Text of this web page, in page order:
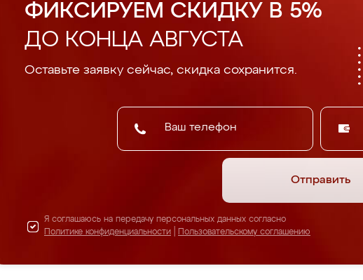
ФИКСИРУЕМ СКИДКУ В 5%
ДО КОНЦА АВГУСТА
Оставьте заявку сейчас, скидка сохранится.
Отправить
Я соглашаюсь на передачу персональных данных согласно
Политике конфиденциальности
Пользовательскому соглашению